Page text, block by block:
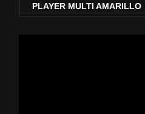
PLAYER MULTI AMARILLO